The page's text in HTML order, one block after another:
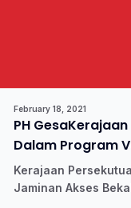
February 18, 2021
PH
Dalam Program
Kerajaan
Jaminan Akses